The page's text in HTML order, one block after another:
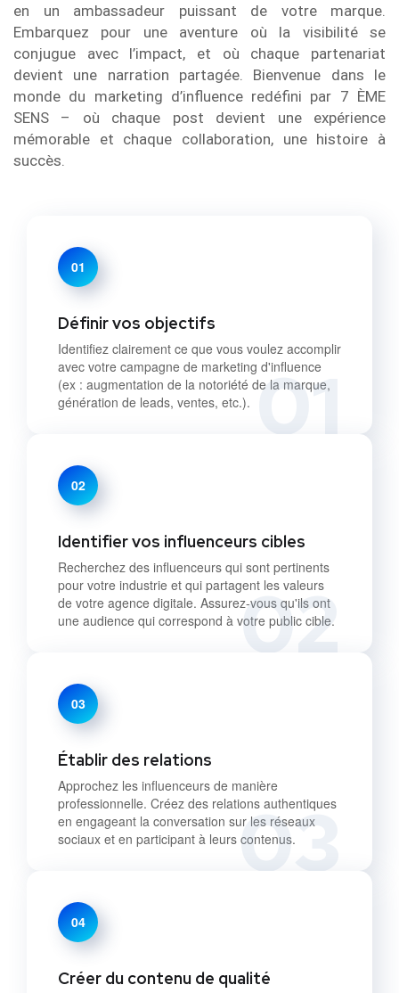
en un ambassadeur puissant de votre marque.
Embarquez pour une aventure où la visibilité se
conjugue avec l’impact, et où chaque partenariat
devient une narration partagée. Bienvenue dans le
monde du marketing d’influence redéfini par 7 ÈME
SENS – où chaque post devient une expérience
mémorable et chaque collaboration, une histoire à
succès.
01
01
Définir vos objectifs
Identifiez clairement ce que vous voulez accomplir
avec votre campagne de marketing d'influence
(ex : augmentation de la notoriété de la marque,
génération de leads, ventes, etc.).
02
02
Identifier vos influenceurs cibles
Recherchez des influenceurs qui sont pertinents
pour votre industrie et qui partagent les valeurs
de votre agence digitale. Assurez-vous qu'ils ont
une audience qui correspond à votre public cible.
03
03
Établir des relations
Approchez les influenceurs de manière
professionnelle. Créez des relations authentiques
en engageant la conversation sur les réseaux
sociaux et en participant à leurs contenus.
04
Créer du contenu de qualité